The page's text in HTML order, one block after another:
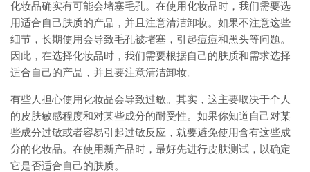
化妆品确实有可能会堵塞毛孔。在使用化妆品时，我们需要选
用适合自己肤质的产品，并且注意清洁卸妆。如果不注意这些
细节，长期使用会导致毛孔被堵塞，引起痘痘和黑头等问题。
因此，在选择化妆品时，我们需要根据自己的肤质和需求选择
适合自己的产品，并且要注意清洁卸妆。
有些人担心使用化妆品会导致过敏。其实，这主要取决于个人
的皮肤敏感程度和对某些成分的耐受性。如果你知道自己对某
些成分过敏或者容易引起过敏反应，就要避免使用含有这些成
分的化妆品。在使用新产品时，最好先进行皮肤测试，以确定
它是否适合自己的肤质。